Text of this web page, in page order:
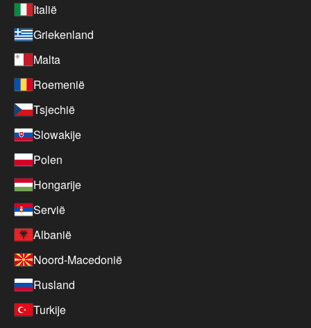
Italië
Griekenland
Malta
Roemenië
Tsjechië
Slowakije
Polen
Hongarije
Servië
Albanië
Noord-Macedonië
Rusland
Turkije